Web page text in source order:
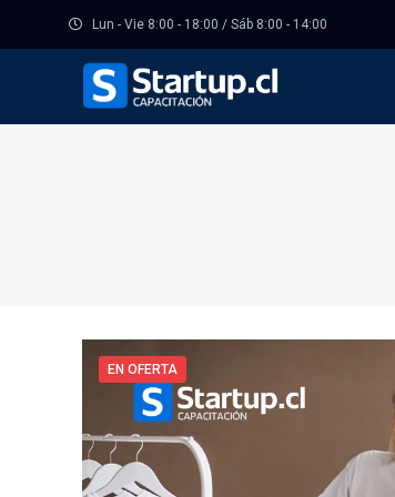
Lun - Vie 8:00 - 18:00 / Sáb 8:00 - 14:00
EN OFERTA